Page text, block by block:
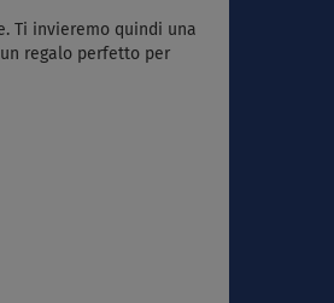
Ti invieremo quindi una
un regalo perfetto per